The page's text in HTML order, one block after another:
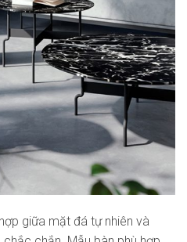
giữa mặt đá tự nhiên và